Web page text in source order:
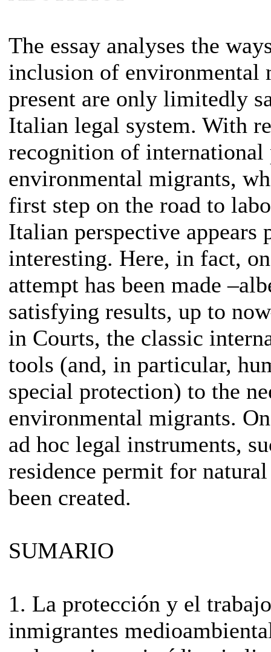
The essay analyses the
inclusion of environmental
present are only limitedly
Italian legal system. With
recognition of
environmental migrants,
first step on the road to
Italian perspective appears
interesting. Here, in fact,
attempt has been made
satisfying results, up to
in Courts, the classic
tools (and, in particular,
special protection) to the
environmental migrants.
ad hoc legal instruments,
residence permit for
been created.
SUMARIO
1. La protección y el
inmigrantes